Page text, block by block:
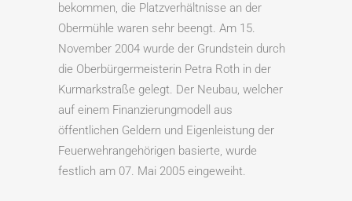
bekommen, die Platzverhältnisse an der
Obermühle waren sehr beengt. Am 15.
November 2004 wurde der Grundstein durch
die Oberbürgermeisterin Petra Roth in der
Kurmarkstraße gelegt. Der Neubau, welcher
auf einem Finanzierungmodell aus
öffentlichen Geldern und Eigenleistung der
Feuerwehrangehörigen basierte, wurde
festlich am 07. Mai 2005 eingeweiht.